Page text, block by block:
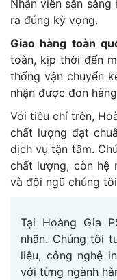
Nhân viên sẵn
ra đúng kỳ vọng.
Giao hàng toàn
toàn, kịp thời đến
thống vận chuyển
nhận được đơn
Với tiêu chí trên,
chất lượng đạt
dịch vụ tận tâm.
chất lượng, còn hệ
và đội ngũ chúng
Tại Hoàng Gia
nhãn. Chúng tôi
liệu, công nghệ
với từng ngành